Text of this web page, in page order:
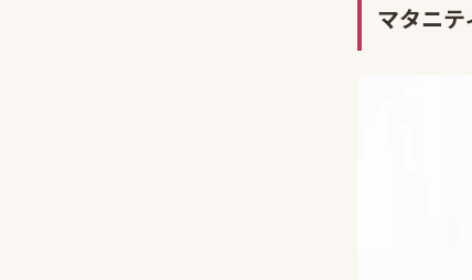
マタニ